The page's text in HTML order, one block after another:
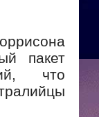
пакет
что